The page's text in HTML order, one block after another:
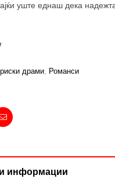
уште еднаш дека
драми, Романси
Email
информации